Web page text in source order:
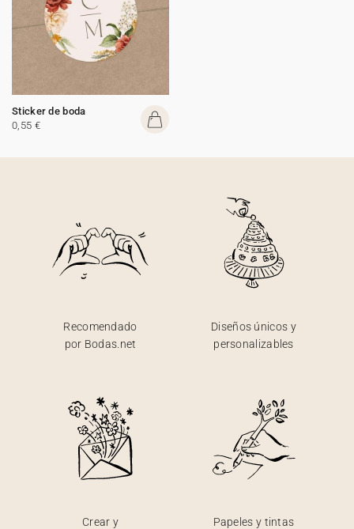
Sticker de boda
0,55 €
Recomendado
por Bodas.net
Diseños únicos y
personalizables
Crear y
Papeles y tintas